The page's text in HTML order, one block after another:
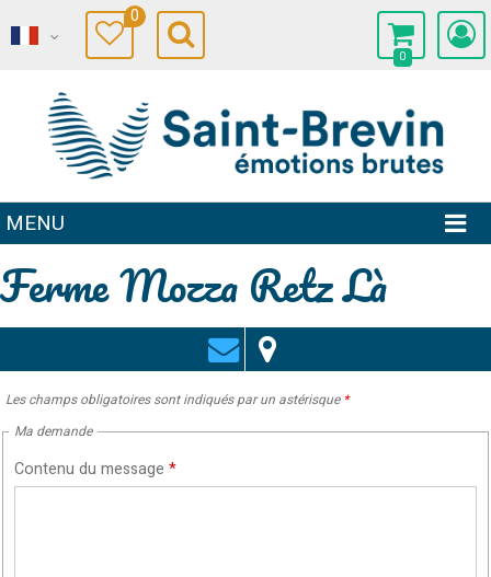
0
0
MENU
Ferme Mozza Retz Là
Les champs obligatoires sont indiqués par un astérisque *
Ma demande
Contenu du message *